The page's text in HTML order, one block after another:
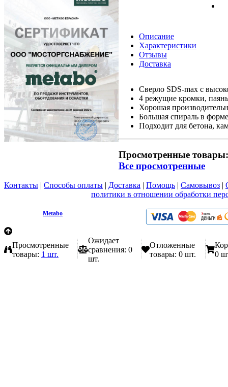
Описание
Характеристики
Отзывы
Доставка
Сверло SDS-max с
4 режущие кромки,
Хорошая
Большая спираль в
Подходит для бетона,
Просмотренные товары:
Все просмотренные
Контакты | Способы оплаты | Доставка | Помощь | Самовывоз |
политики в отношении обработки
Metabo
Просмотренные
товары: 1 шт.
Ожидает
сравнения: 0
шт.
Отложенные
товары: 0 шт.
0